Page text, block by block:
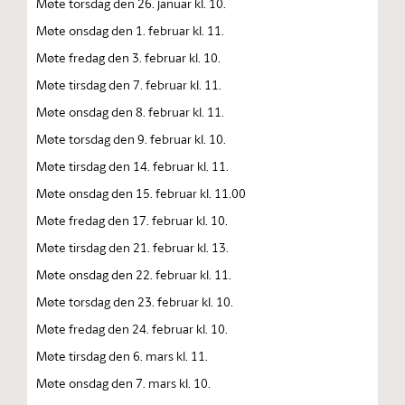
Møte onsdag den 1. februar kl. 11.
Møte fredag den 3. februar kl. 10.
Møte tirsdag den 7. februar kl. 11.
Møte onsdag den 8. februar kl. 11.
Møte torsdag den 9. februar kl. 10.
Møte tirsdag den 14. februar kl. 11.
Møte onsdag den 15. februar kl. 11.00
Møte fredag den 17. februar kl. 10.
Møte tirsdag den 21. februar kl. 13.
Møte onsdag den 22. februar kl. 11.
Møte torsdag den 23. februar kl. 10.
Møte fredag den 24. februar kl. 10.
Møte tirsdag den 6. mars kl. 11.
Møte onsdag den 7. mars kl. 10.